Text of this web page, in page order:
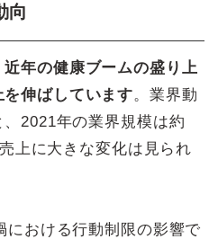
向
年の健康ブームの盛り上
伸ばしています。業界動
2021年の業界規模は約
上に大きな変化は見られ
における行動制限の影響で